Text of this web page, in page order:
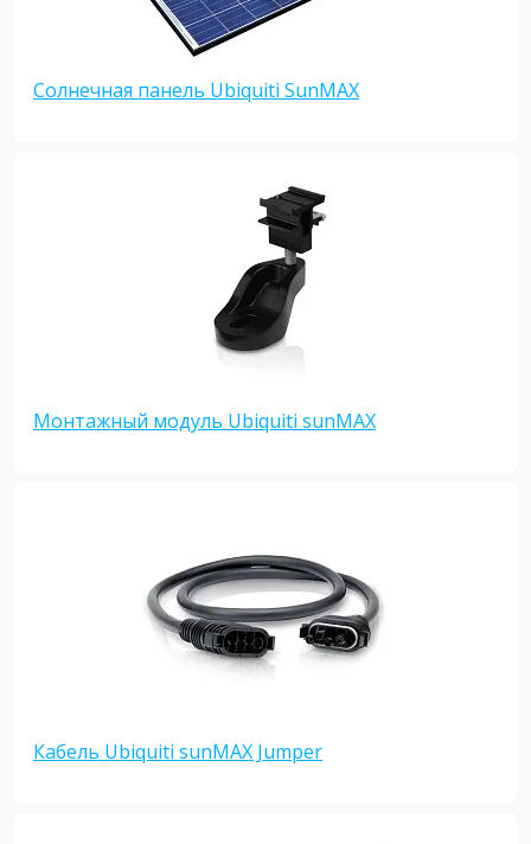
Солнечная панель Ubiquiti SunMAX
Монтажный модуль Ubiquiti sunMAX
Кабель Ubiquiti sunMAX Jumper